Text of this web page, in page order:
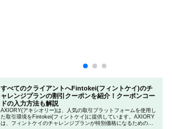
すべてのクライアントへFintokei(フィントケイ)のチ
ャレンジプランの割引クーポンを紹介！クーポンコー
ドの入力方法も解説
AXIORY(アキシオリー)は、人気の取引プラットフォームを使用し
た取引環境をFintokei(フィントケイ)に提供しています。AXIORY
は、フィントケイのチャレンジプランが特別価格になるためのク